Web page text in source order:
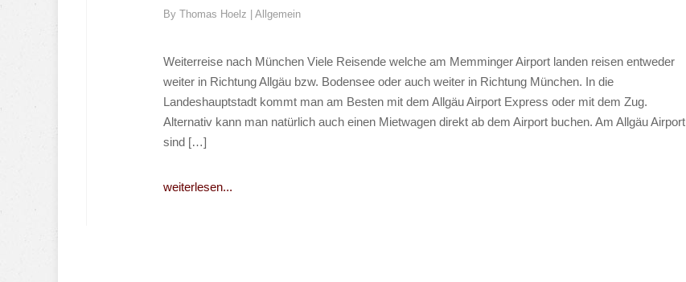
By Thomas Hoelz Allgemein
Weiterreise nach München Viele Reisende welche am Memminger Airport landen reisen entweder
weiter in Richtung Allgäu bzw. Bodensee oder auch weiter in Richtung München. In die
Landeshauptstadt kommt man am Besten mit dem Allgäu Airport Express oder mit dem Zug.
Alternativ kann man natürlich auch einen Mietwagen direkt ab dem Airport buchen. Am Allgäu Airport
sind […]
weiterlesen...